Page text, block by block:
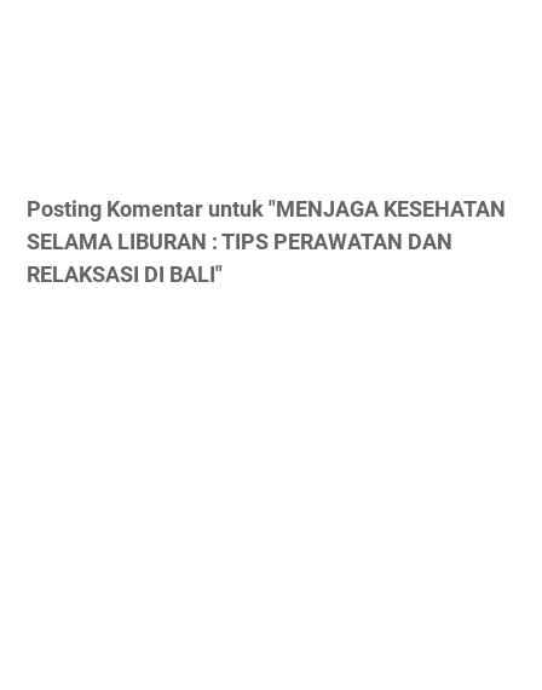
Posting Komentar untuk "MENJAGA KESEHATAN
SELAMA LIBURAN : TIPS PERAWATAN DAN
RELAKSASI DI BALI"